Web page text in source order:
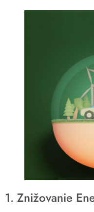
1. Znižovanie